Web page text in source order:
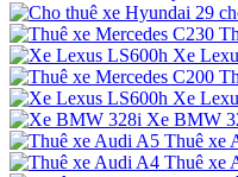
Xe
Xe
Xe BMW
Thuê xe
Thuê xe